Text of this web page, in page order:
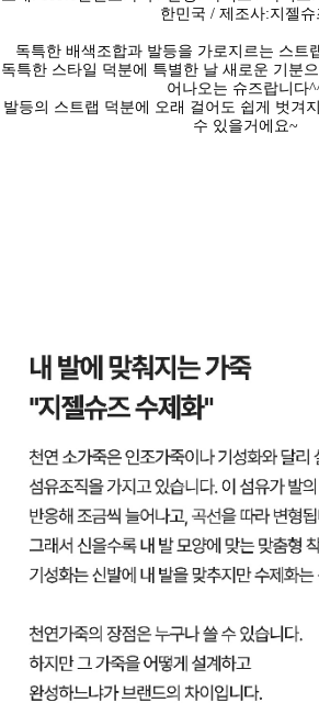
한민국 / 제조사:지젤슈
독특한 배색조합과 발등을 가로지르는 스트
독특한 스타일 덕분에 특별한 날 새로운 기분
어나오는 슈즈랍니다
발등의 스트랩 덕분에 오래 걸어도 쉽게 벗겨
수 있을거에요~